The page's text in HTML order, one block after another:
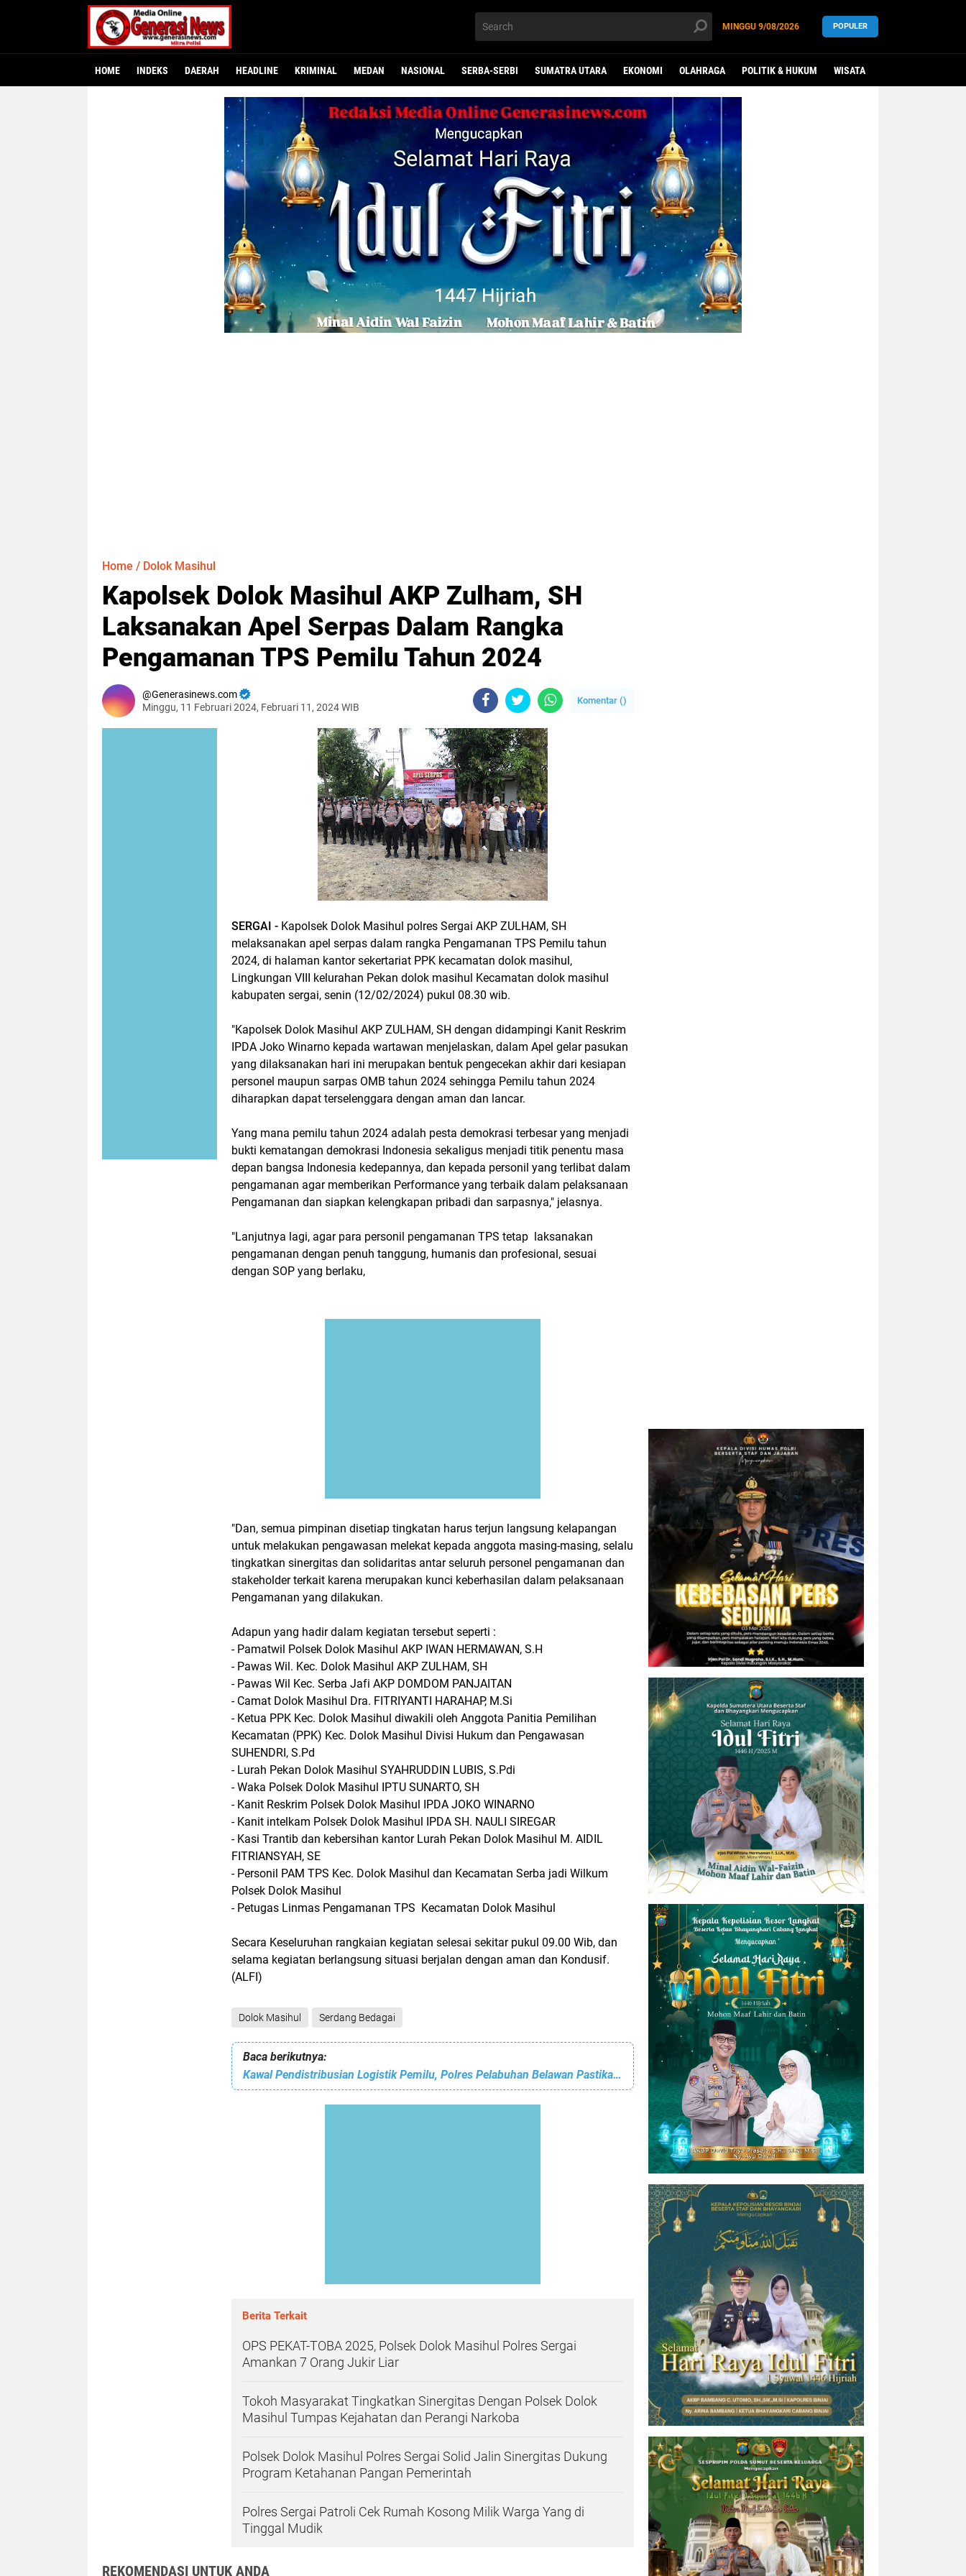
MINGGU 9/08/2026 POPULER
HOME INDEKS DAERAH HEADLINE KRIMINAL MEDAN NASIONAL SERBA-SERBI SUMATRA UTARA EKONOMI OLAHRAGA POLITIK & HUKUM WISATA
Home / Dolok Masihul
Kapolsek Dolok Masihul AKP Zulham, SH
Laksanakan Apel Serpas Dalam Rangka
Pengamanan TPS Pemilu Tahun 2024
Generasinews.com
Minggu, 11 Februari 2024, Februari 11, 2024 WIB
Komentar ()
SERGAI - Kapolsek Dolok Masihul polres Sergai AKP ZULHAM, SH
melaksanakan apel serpas dalam rangka Pengamanan TPS Pemilu tahun
2024, di halaman kantor sekertariat PPK kecamatan dolok masihul,
Lingkungan VIII kelurahan Pekan dolok masihul Kecamatan dolok masihul
kabupaten sergai, senin (12/02/2024) pukul 08.30 wib.
"Kapolsek Dolok Masihul AKP ZULHAM, SH dengan didampingi Kanit Reskrim
IPDA Joko Winarno kepada wartawan menjelaskan, dalam Apel gelar pasukan
yang dilaksanakan hari ini merupakan bentuk pengecekan akhir dari kesiapan
personel maupun sarpas OMB tahun 2024 sehingga Pemilu tahun 2024
diharapkan dapat terselenggara dengan aman dan lancar.
Yang mana pemilu tahun 2024 adalah pesta demokrasi terbesar yang menjadi
bukti kematangan demokrasi Indonesia sekaligus menjadi titik penentu masa
depan bangsa Indonesia kedepannya, dan kepada personil yang terlibat dalam
pengamanan agar memberikan Performance yang terbaik dalam pelaksanaan
Pengamanan dan siapkan kelengkapan pribadi dan sarpasnya," jelasnya.
"Lanjutnya lagi, agar para personil pengamanan TPS tetap laksanakan
pengamanan dengan penuh tanggung, humanis dan profesional, sesuai
dengan SOP yang berlaku,
"Dan, semua pimpinan disetiap tingkatan harus terjun langsung kelapangan
untuk melakukan pengawasan melekat kepada anggota masing-masing, selalu
tingkatkan sinergitas dan solidaritas antar seluruh personel pengamanan dan
stakeholder terkait karena merupakan kunci keberhasilan dalam pelaksanaan
Pengamanan yang dilakukan.
Adapun yang hadir dalam kegiatan tersebut seperti :
- Pamatwil Polsek Dolok Masihul AKP IWAN HERMAWAN, S.H
- Pawas Wil. Kec. Dolok Masihul AKP ZULHAM, SH
- Pawas Wil Kec. Serba Jafi AKP DOMDOM PANJAITAN
- Camat Dolok Masihul Dra. FITRIYANTI HARAHAP, M.Si
- Ketua PPK Kec. Dolok Masihul diwakili oleh Anggota Panitia Pemilihan
Kecamatan (PPK) Kec. Dolok Masihul Divisi Hukum dan Pengawasan
SUHENDRI, S.Pd
- Lurah Pekan Dolok Masihul SYAHRUDDIN LUBIS, S.Pdi
- Waka Polsek Dolok Masihul IPTU SUNARTO, SH
- Kanit Reskrim Polsek Dolok Masihul IPDA JOKO WINARNO
- Kanit intelkam Polsek Dolok Masihul IPDA SH. NAULI SIREGAR
- Kasi Trantib dan kebersihan kantor Lurah Pekan Dolok Masihul M. AIDIL
FITRIANSYAH, SE
- Personil PAM TPS Kec. Dolok Masihul dan Kecamatan Serba jadi Wilkum
Polsek Dolok Masihul
- Petugas Linmas Pengamanan TPS Kecamatan Dolok Masihul
Secara Keseluruhan rangkaian kegiatan selesai sekitar pukul 09.00 Wib, dan
selama kegiatan berlangsung situasi berjalan dengan aman dan Kondusif.
(ALFI)
Dolok Masihul Serdang Bedagai
Baca berikutnya:
Kawal Pendistribusian Logistik Pemilu, Polres Pelabuhan Belawan Pastikan Keamanan dan Kelancaran
Berita Terkait
OPS PEKAT-TOBA 2025, Polsek Dolok Masihul Polres Sergai
Amankan 7 Orang Jukir Liar
Tokoh Masyarakat Tingkatkan Sinergitas Dengan Polsek Dolok
Masihul Tumpas Kejahatan dan Perangi Narkoba
Polsek Dolok Masihul Polres Sergai Solid Jalin Sinergitas Dukung
Program Ketahanan Pangan Pemerintah
Polres Sergai Patroli Cek Rumah Kosong Milik Warga Yang di
Tinggal Mudik
REKOMENDASI UNTUK ANDA